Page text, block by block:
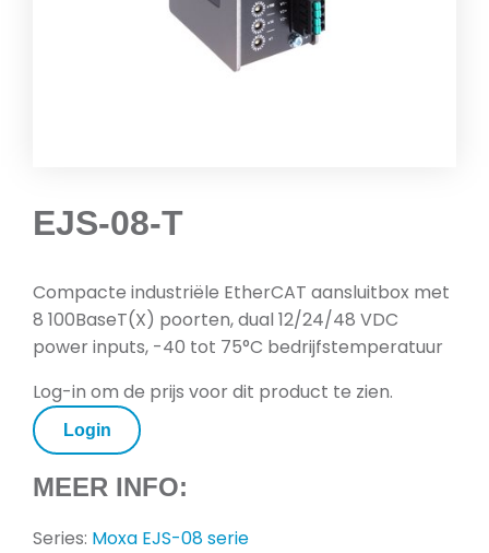
EJS-08-T
Compacte industriële EtherCAT aansluitbox met
8 100BaseT(X) poorten, dual 12/24/48 VDC
power inputs, -40 tot 75°C bedrijfstemperatuur
Log-in om de prijs voor dit product te zien.
Login
MEER INFO:
Series: Moxa EJS-08 serie